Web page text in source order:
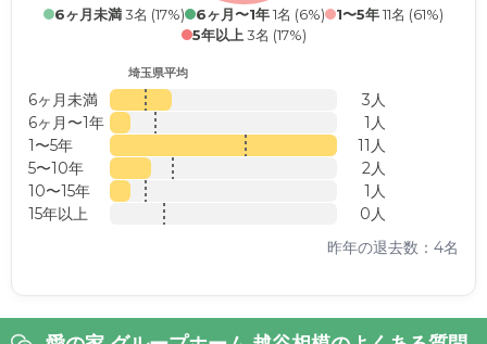
6ヶ月未満3名 (17%) 6ヶ月〜1年1名 (6%) 1〜5年11名 (61%)
5年以上 3名 (17%)
埼玉県平均
6ヶ月未満
3人
6ヶ月〜1年
1人
1〜5年
11人
5〜10年
2人
10〜15年
1人
15年以上
0人
昨年の退去数：4名